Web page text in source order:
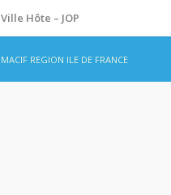
Ville Hôte – JOP
MACIF REGION ILE DE FRANCE